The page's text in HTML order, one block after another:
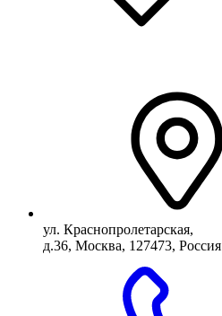
ул. Краснопролетарская,
д.36, Москва, 127473, Россия